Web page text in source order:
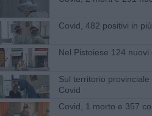
Covid, 482 positivi in
Nel Pistoiese 124
Sul territorio
Covid
Covid, 1 morto e 357